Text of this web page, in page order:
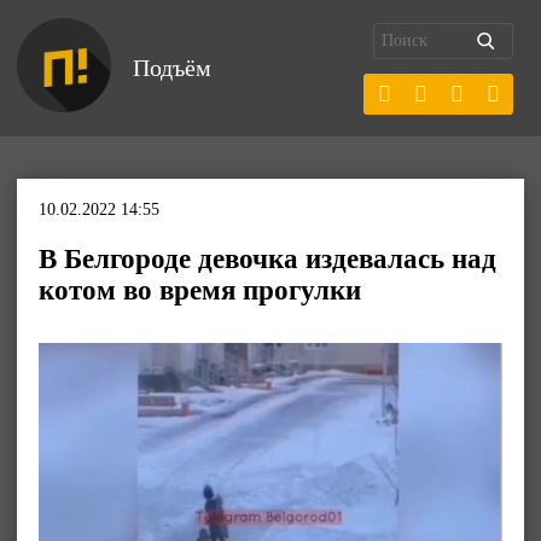
Подъём
10.02.2022 14:55
В Белгороде девочка издевалась над
котом во время прогулки